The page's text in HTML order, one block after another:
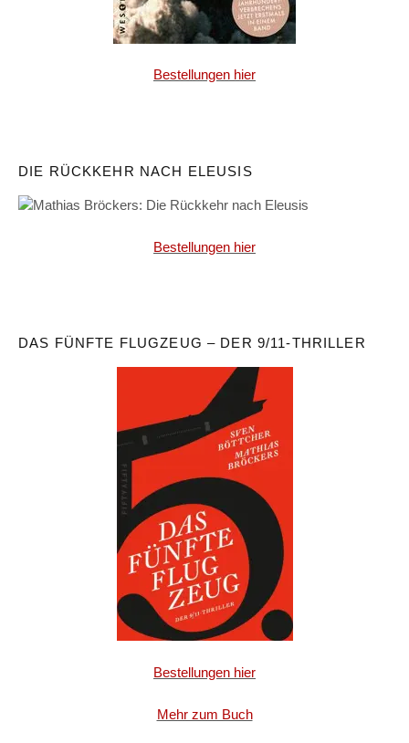
Bestellungen hier
DIE RÜCKKEHR NACH ELEUSIS
Bestellungen hier
DAS FÜNFTE FLUGZEUG – DER 9/11-THRILLER
Bestellungen hier
Mehr zum Buch